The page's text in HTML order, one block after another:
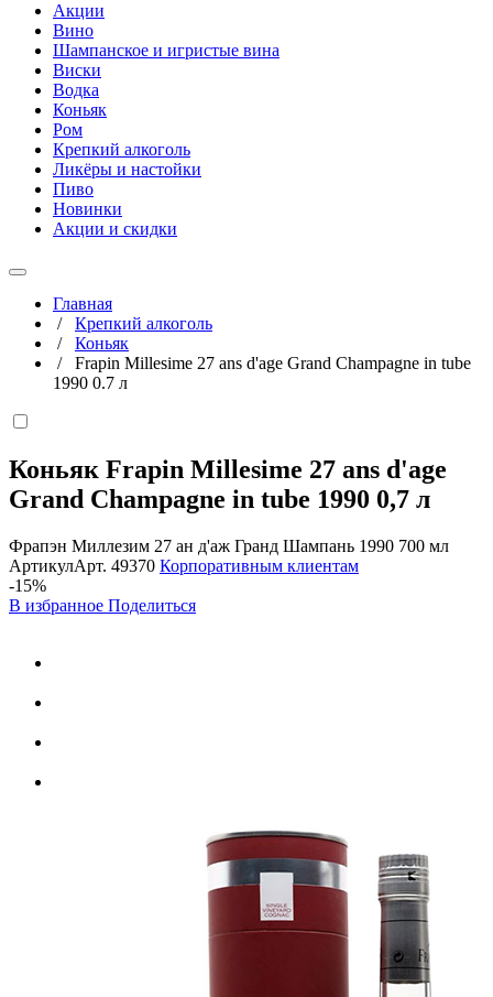
Акции
Вино
Шампанское и игристые вина
Виски
Водка
Коньяк
Ром
Крепкий алкоголь
Ликёры и настойки
Пиво
Новинки
Акции и скидки
Главная
/ Крепкий алкоголь
/ Коньяк
/ Frapin Millesime 27 ans d'age Grand Champagne in tube
1990 0.7 л
Коньяк Frapin Millesime 27 ans d'age
Grand Champagne in tube 1990 0,7 л
Фрапэн Миллезим 27 ан д'аж Гранд Шампань 1990 700 мл
АртикулАрт. 49370 Корпоративным клиентам
-15%
В избранное Поделиться